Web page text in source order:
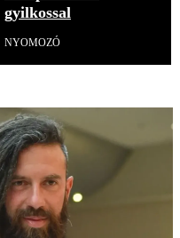
gyilkossal
NYOMOZÓ